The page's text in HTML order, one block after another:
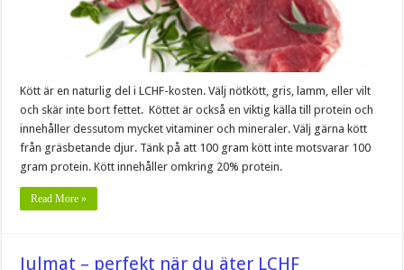
Kött är en naturlig del i LCHF-kosten. Välj nötkött, gris, lamm, eller vilt
och skär inte bort fettet. Köttet är också en viktig källa till protein och
innehåller dessutom mycket vitaminer och mineraler. Välj gärna kött
från gräsbetande djur. Tänk på att 100 gram kött inte motsvarar 100
gram protein. Kött innehåller omkring 20% protein.
Read More »
Julmat – perfekt när du äter LCHF